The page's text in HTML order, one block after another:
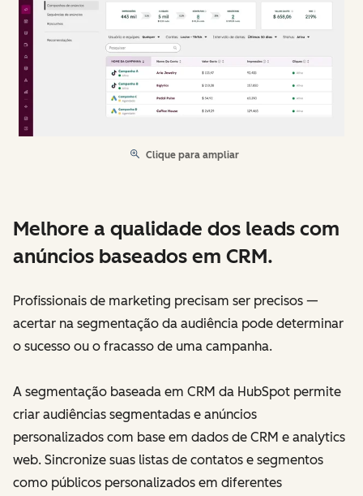
Clique para ampliar
Melhore a qualidade dos leads com
anúncios baseados em CRM.
Profissionais de marketing precisam ser precisos —
acertar na segmentação da audiência pode determinar
o sucesso ou o fracasso de uma campanha.
A segmentação baseada em CRM da HubSpot permite
criar audiências segmentadas e anúncios
personalizados com base em dados de CRM e analytics
web. Sincronize suas listas de contatos e segmentos
como públicos personalizados em diferentes